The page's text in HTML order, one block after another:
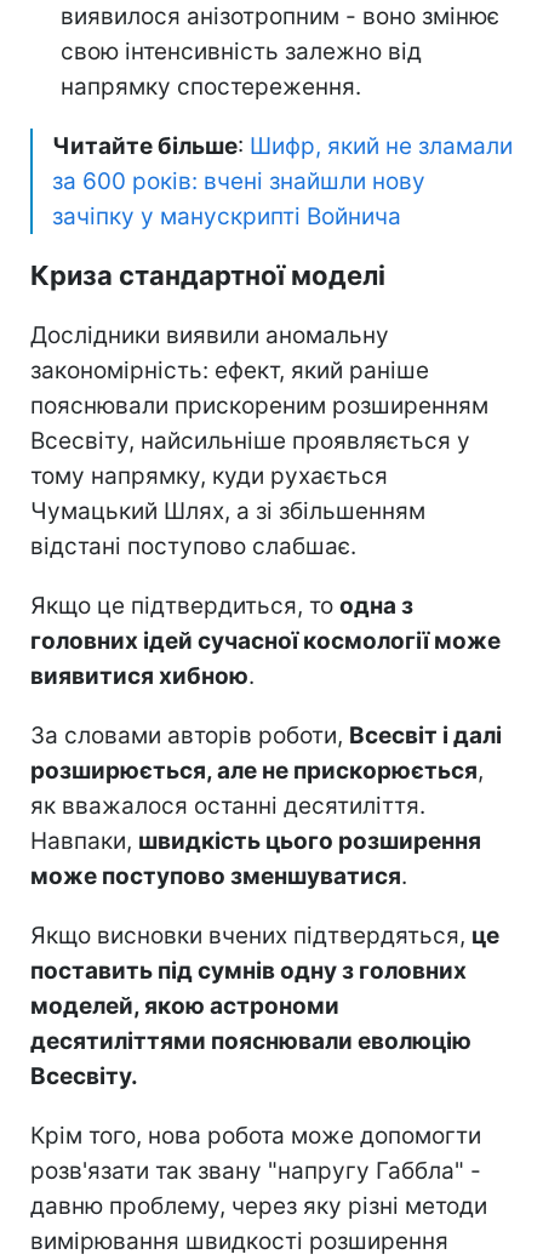
виявилося анізотропним - воно змінює
свою інтенсивність залежно від
напрямку спостереження.
Читайте більше: Шифр, який не зламали
за 600 років: вчені знайшли нову
зачіпку у манускрипті Войнича
Криза стандартної моделі
Дослідники виявили аномальну
закономірність: ефект, який раніше
пояснювали прискореним розширенням
Всесвіту, найсильніше проявляється у
тому напрямку, куди рухається
Чумацький Шлях, а зі збільшенням
відстані поступово слабшає.
Якщо це підтвердиться, то одна з
головних ідей сучасної космології може
виявитися хибною.
За словами авторів роботи, Всесвіт і далі
розширюється, але не прискорюється,
як вважалося останні десятиліття.
Навпаки, швидкість цього розширення
може поступово зменшуватися.
Якщо висновки вчених підтвердяться, це
поставить під сумнів одну з головних
моделей, якою астрономи
десятиліттями пояснювали еволюцію
Всесвіту.
Крім того, нова робота може допомогти
розв'язати так звану "напругу Габбла" -
давню проблему, через яку різні методи
вимірювання швидкості розширення